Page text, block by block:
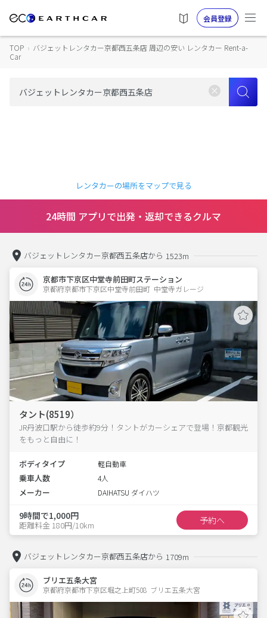
会員登録
TOP › バジェットレンタカー京都西五条店 周辺の安い レンタカー Rent-a-
Car
レンタカーの場所をマップで見る
24時間 アプリで出発・返却できるクルマ
バジェットレンタカー京都西五条店から 1523m
京都市下京区中堂寺前田町ステーション
京都府京都市下京区中堂寺前田町  中堂寺ガレージ
タント(8519）
JR丹波口駅から徒歩約9分！タントがカーシェアで登場！京都観光
をもっと自由に！
ボディタイプ 軽自動車
乗車人数 4人
メーカー DAIHATSU ダイハツ
9時間で1,000円
距離料金 180円/10km 予約へ
バジェットレンタカー京都西五条店から 1709m
ブリエ五条大宮
京都府京都市下京区堀之上町508  ブリエ五条大宮